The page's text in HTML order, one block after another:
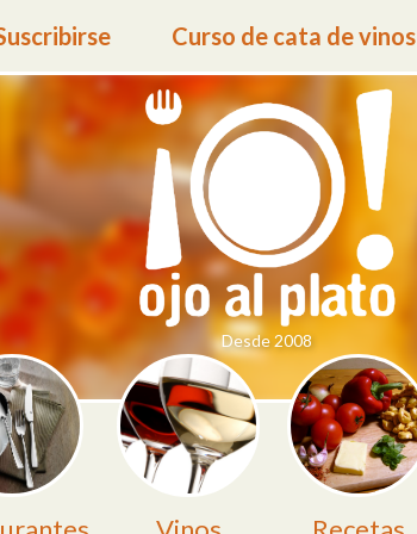
Curso de cata de vinos
Desde 2008